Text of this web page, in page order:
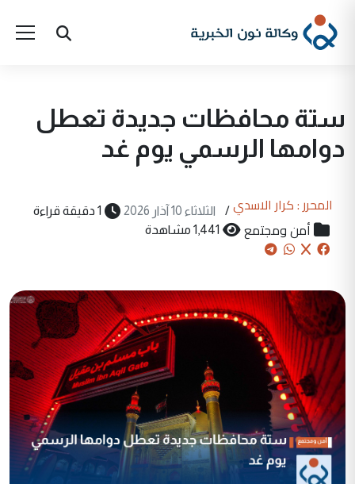
ستة محافظات جديدة تعطل
دوامها الرسمي يوم غد
المحرر : كرار الاسدي / الثلاثاء 10 آذار 2026 1 دقيقة قراءة
أمن ومجتمع 1,441 مشاهدة